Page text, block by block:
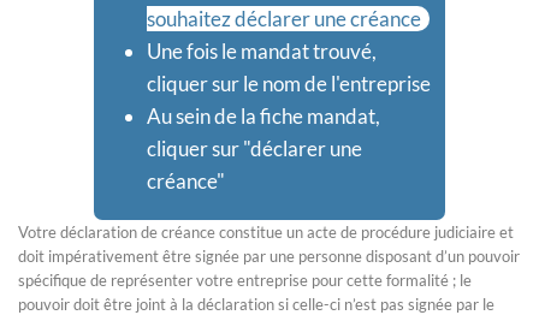
souhaitez déclarer une créance
Une fois le mandat trouvé,
cliquer sur le nom de l'entreprise
Au sein de la fiche mandat,
cliquer sur "déclarer une
créance"
Votre déclaration de créance constitue un acte de procédure judiciaire et
doit impérativement être signée par une personne disposant d’un pouvoir
spécifique de représenter votre entreprise pour cette formalité ; le
pouvoir doit être joint à la déclaration si celle-ci n’est pas signée par le